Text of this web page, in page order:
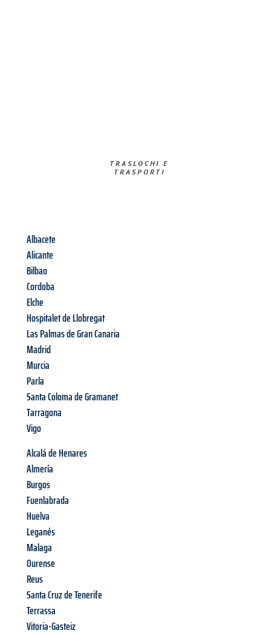
TRASLOCHI E
TRASPORTI​
Albacete
Alicante
Bilbao
Cordoba
Elche
Hospitalet de Llobregat
Las Palmas de Gran Canaria
Madrid
Murcia
Parla
Santa Coloma de Gramanet
Tarragona
Vigo
Alcalá de Henares
Almería
Burgos
Fuenlabrada
Huelva
Leganés
Malaga
Ourense
Reus
Santa Cruz de Tenerife
Terrassa
Vitoria-Gasteiz